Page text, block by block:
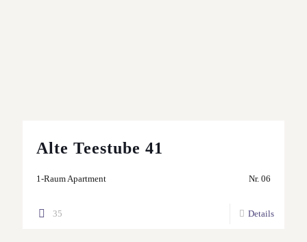
Alte Teestube 41
1-Raum Apartment Nr. 06
35 Details